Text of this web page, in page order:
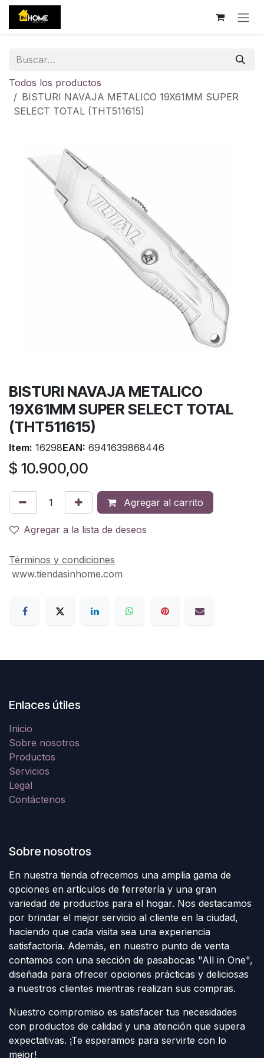
Ir al contenido
Todos los productos
BISTURI NAVAJA METALICO 19X61MM SUPER
SELECT TOTAL (THT511615)
BISTURI NAVAJA METALICO
19X61MM SUPER SELECT TOTAL
(THT511615)
Item: 16298EAN: 6941639868446
$ 10.900,00
Agregar al carrito
Agregar a la lista de deseos
Términos y condiciones
www.tiendasinhome.com
Enlaces útiles
Inicio
Sobre nosotros
Productos
Servicios
Legal
Contáctenos
Sobre nosotros
En nuestra tienda ofrecemos una amplia gama de
opciones en artículos de ferretería y una gran
variedad de productos para el hogar. Nos destacamos
por brindar el mejor servicio al cliente en la ciudad,
haciendo que cada visita sea una experiencia
satisfactoria. Además, en nuestro punto de venta
contamos con una sección de pasabocas "All in One",
diseñada para ofrecer opciones prácticas y deliciosas
a nuestros clientes mientras realizan sus compras.
Nuestro compromiso es satisfacer tus necesidades
con productos de calidad y una atención que supera
expectativas. ¡Te esperamos para servirte con lo
mejor!